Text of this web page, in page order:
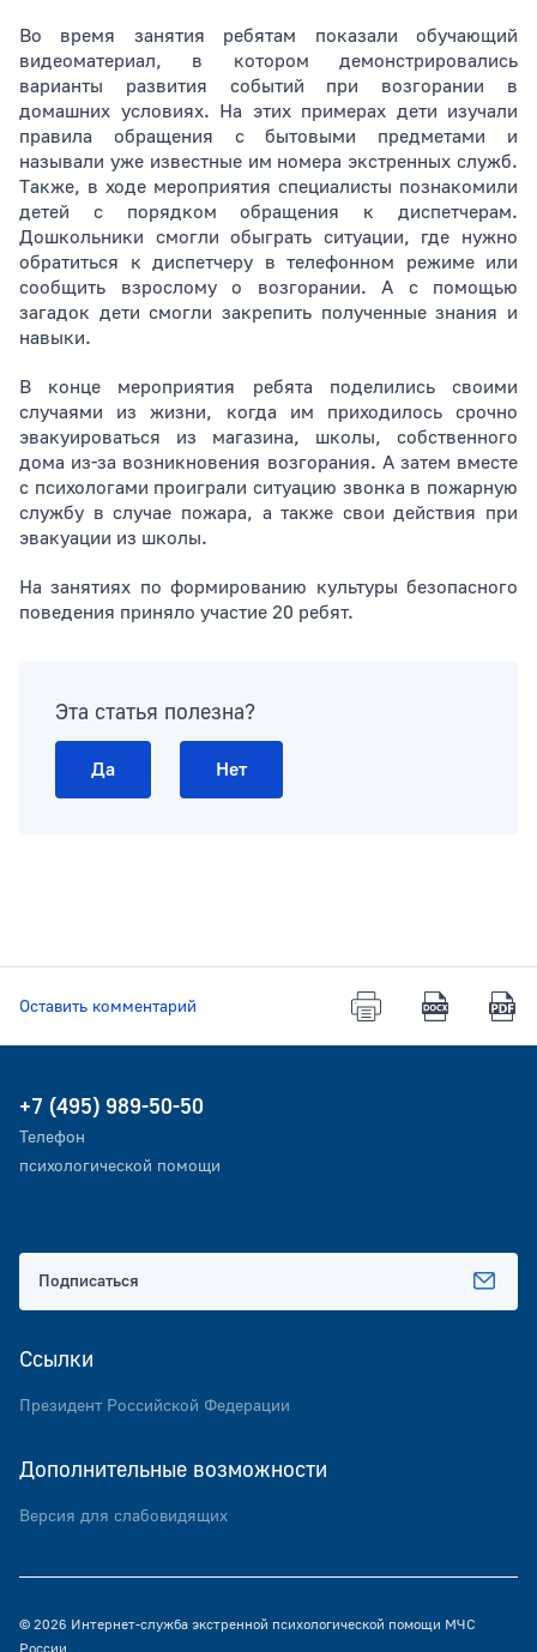
Во время занятия ребятам показали обучающий
видеоматериал, в котором демонстрировались
варианты развития событий при возгорании в
домашних условиях. На этих примерах дети изучали
правила обращения с бытовыми предметами и
называли уже известные им номера экстренных служб.
Также, в ходе мероприятия специалисты познакомили
детей с порядком обращения к диспетчерам.
Дошкольники смогли обыграть ситуации, где нужно
обратиться к диспетчеру в телефонном режиме или
сообщить взрослому о возгорании. А с помощью
загадок дети смогли закрепить полученные знания и
навыки.
В конце мероприятия ребята поделились своими
случаями из жизни, когда им приходилось срочно
эвакуироваться из магазина, школы, собственного
дома из-за возникновения возгорания. А затем вместе
с психологами проиграли ситуацию звонка в пожарную
службу в случае пожара, а также свои действия при
эвакуации из школы.
На занятиях по формированию культуры безопасного
поведения приняло участие 20 ребят.
Эта статья полезна?
Да Нет
Оставить комментарий
+7 (495) 989-50-50
Телефон
психологической помощи
Ссылки
Президент Российской Федерации
Дополнительные возможности
Версия для слабовидящих
Подписаться
© 2026 Интернет-служба экстренной психологической помощи МЧС